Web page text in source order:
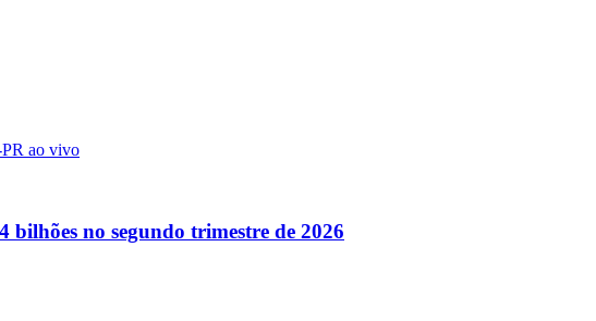
ao vivo
no segundo trimestre de 2026